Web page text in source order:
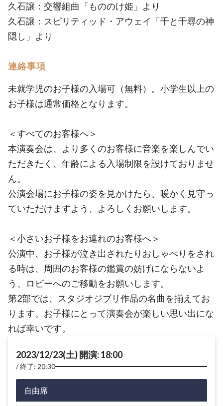
久石譲：交響組曲「もののけ姫」より
久石譲：スピリティッド・アウェイ「千と千尋の神
隠し」より
連絡事項
未就学児のお子様の入場可（無料）。小学生以上の
お子様は通常価格となります。
＜すべてのお客様へ＞
本演奏会は、より多くのお客様に音楽を楽しんでい
ただきたく、年齢による入場制限を設けておりませ
ん。
公演会場にお子様の姿を見かけたら、暖かく見守っ
ていただけますよう、よろしくお願いします。
＜小さいお子様をお連れのお客様へ＞
公演中、お子様が泣き出されたりおしゃべりをされ
る時は、周囲のお客様の鑑賞の妨げにならないよ
う、ロビーへのご移動をお願いします。
第2部では、スタジオジブリ作品の名曲を揃えてお
ります。お子様にとって演奏会が楽しい思い出にな
れば幸いです。
2023/12/23(土) 開演: 18:00
終了: 20:30
自由席